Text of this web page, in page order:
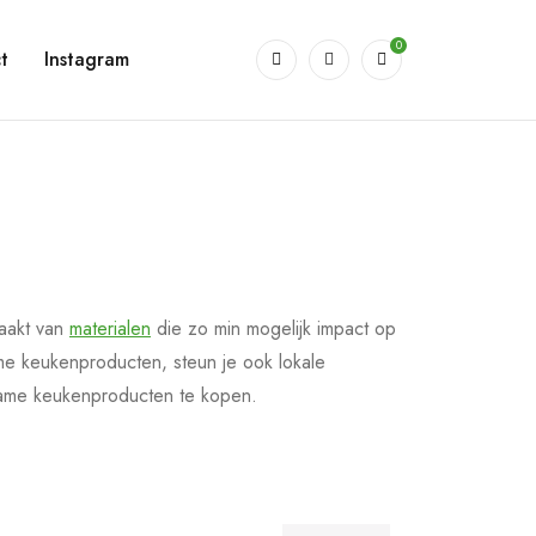
Instagram
0
van materialen die zo min mogelijk impact op
keukenproducten, steun je ook lokale
keukenproducten te kopen.